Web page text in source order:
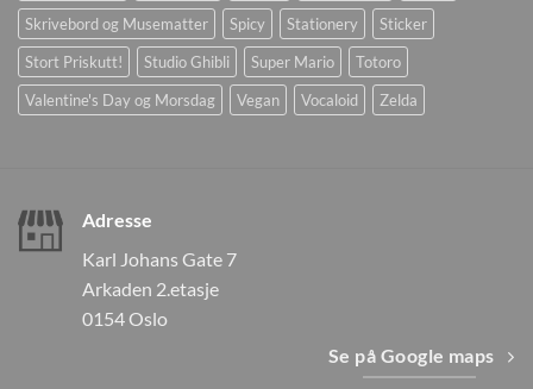
Skrivebord og Musematter
Spicy Stationery
Sticker
Stort Priskutt!
Studio Ghibli Super Mario
Totoro
Valentine's Day og Morsdag
Vegan Vocaloid Zelda
Adresse
Karl Johans Gate 7
Arkaden 2.etasje
0154 Oslo
Se på Google maps